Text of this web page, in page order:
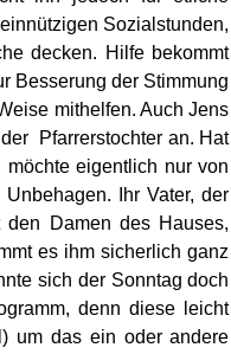
Sozialstunden,
decken. Hilfe bekommt
Besserung der Stimmung
mithelfen. Auch Jens
Pfarrerstochter an. Hat
eigentlich nur von
Ihr Vater, der
den Damen des Hauses,
es ihm sicherlich ganz
sich der Sonntag doch
denn diese leicht
um das ein oder andere